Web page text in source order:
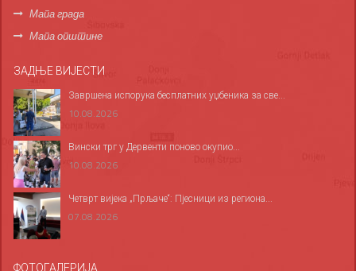
Мапа града
Мапа општине
ЗАДЊЕ ВИЈЕСТИ
Завршена испорука бесплатних уџбеника за све...
10.08.2026
Вински трг у Дервенти поново окупио...
10.08.2026
Четврт вијека „Прљаче“: Пјесници из региона...
07.08.2026
ФОТОГАЛЕРИЈА